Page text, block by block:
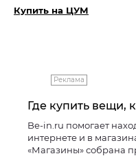
Купить на ЦУМ
Реклама
Где купить вещи,
Be-in.ru помогает
интернете и в
«Магазины» собрана